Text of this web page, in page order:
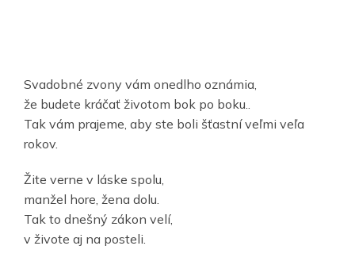
Svadobné zvony vám onedlho oznámia,
že budete kráčať životom bok po boku..
Tak vám prajeme, aby ste boli šťastní veľmi veľa
rokov.
Žite verne v láske spolu,
manžel hore, žena dolu.
Tak to dnešný zákon velí,
v živote aj na posteli.